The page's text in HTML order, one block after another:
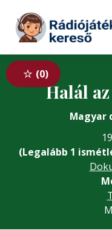
Tovább a tartalomhoz
0
Halál
Magyar
(Legalább 1